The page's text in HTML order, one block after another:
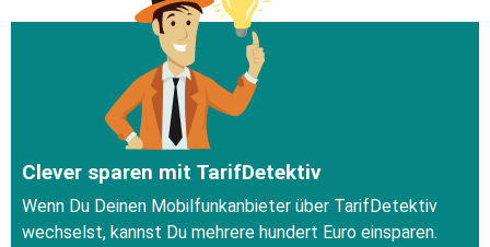
Clever sparen mit TarifDetektiv
Wenn Du Deinen Mobilfunkanbieter über TarifDetektiv
wechselst, kannst Du mehrere hundert Euro einsparen.